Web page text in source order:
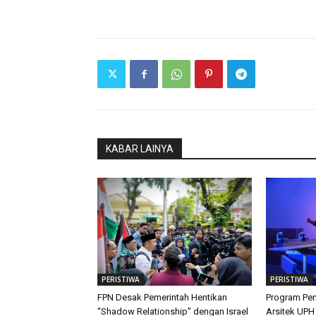
KABAR LAINYA
PERISTIWA
FPN Desak Pemerintah Hentikan
“Shadow Relationship” dengan Israel
PERISTIWA
Program
Arsitek